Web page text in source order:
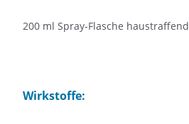
200 ml Spray-Flasche
Wirkstoffe: